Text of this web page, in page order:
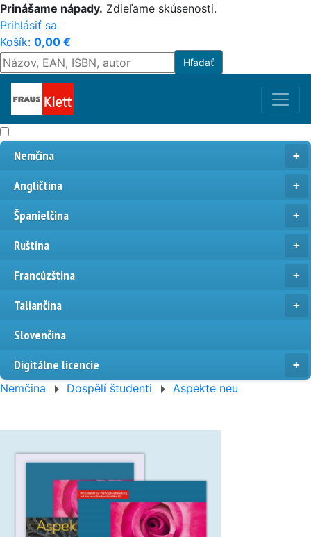
Prinášame nápady. Zdieľame skúsenosti.
Prihlásiť sa
Košík: 0,00 €
Nemčina
Angličtina
Španielčina
Ruština
Francúzština
Taliančina
Slovenčina
Digitálne licencie
Nemčina Dospělí študenti Aspekte neu